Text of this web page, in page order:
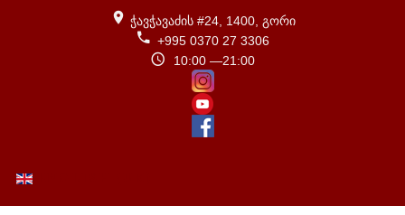
ჭავჭავაძის #24, 1400, გორი
+995 0370 27 3306
10:00 —21:00